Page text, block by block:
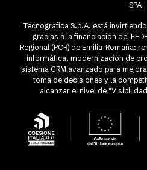
SPA
Tecnografica S.p.A. está
gracias a la financiación del
Regional (POR) de Emilia-Romaña:
informática, modernización de
sistema CRM avanzado para
toma de decisiones y la
alcanzar el nivel de